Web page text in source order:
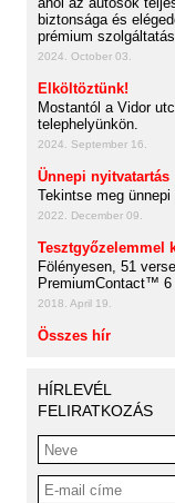
biztonsága és
prémium
2024. October 03.
Elköltöztünk!
Mostantól a Vidor
telephelyünkön.
2024. September 16.
Ünnepi nyitvatartás
Tekintse meg
2022. December 09.
Tesztgyőzelemmel
Fölényesen, 51
PremiumContact™ 6
2018. April 19.
Összes hír
HÍRLEVÉL
FELIRATKOZÁS